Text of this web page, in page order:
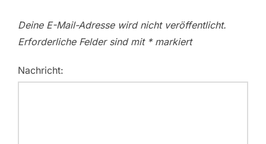
Deine E-Mail-Adresse wird nicht veröffentlicht.
Erforderliche Felder sind mit *markiert
Nachricht: